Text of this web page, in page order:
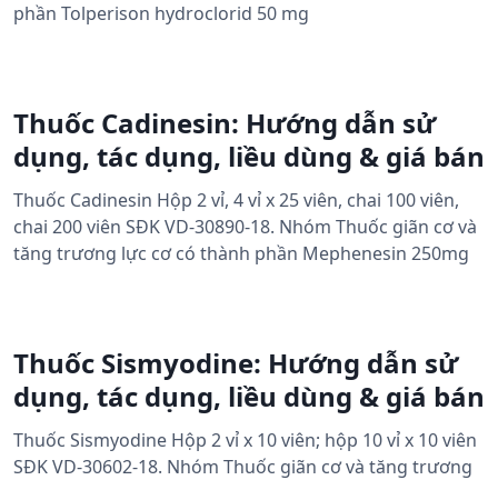
phần Tolperison hydroclorid 50 mg
Thuốc Cadinesin: Hướng dẫn sử
dụng, tác dụng, liều dùng & giá bán
Thuốc Cadinesin Hộp 2 vỉ, 4 vỉ x 25 viên, chai 100 viên,
chai 200 viên SĐK VD-30890-18. Nhóm Thuốc giãn cơ và
tăng trương lực cơ có thành phần Mephenesin 250mg
Thuốc Sismyodine: Hướng dẫn sử
dụng, tác dụng, liều dùng & giá bán
Thuốc Sismyodine Hộp 2 vỉ x 10 viên; hộp 10 vỉ x 10 viên
SĐK VD-30602-18. Nhóm Thuốc giãn cơ và tăng trương